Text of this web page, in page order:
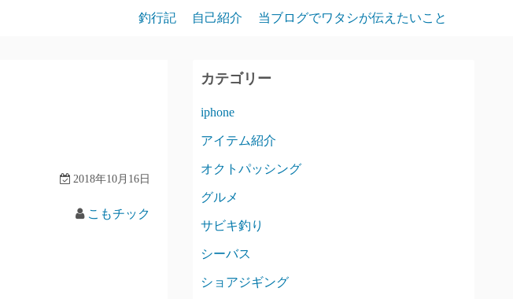
釣行記 自己紹介 当ブログでワタシが伝えたいこと
2018年10月16日
こもチック
カテゴリー
iphone
アイテム紹介
オクトパッシング
グルメ
サビキ釣り
シーバス
ショアジギング